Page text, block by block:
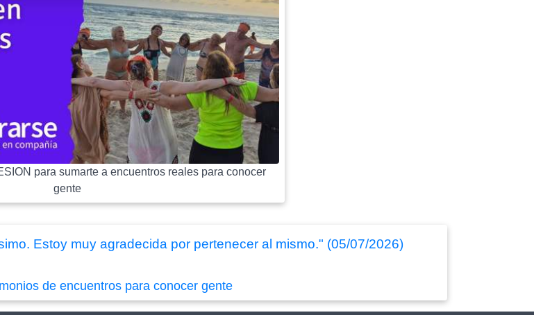
para sumarte a encuentros reales para conocer
gente
Estoy muy agradecida por pertenecer al mismo." (05/07/2026)
de encuentros para conocer gente